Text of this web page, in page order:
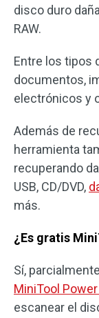
disco duro
RAW.
Entre los tipos
documentos,
electrónicos y
Además de
herramienta
recuperando
USB, CD/DVD,
más.
¿Es gratis
Sí,
MiniTool
escanear el